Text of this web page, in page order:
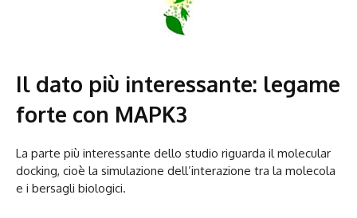
Il dato più interessante: legame
forte con MAPK3
La parte più interessante dello studio riguarda il molecular
docking, cioè la simulazione dell’interazione tra la molecola
e i bersagli biologici.